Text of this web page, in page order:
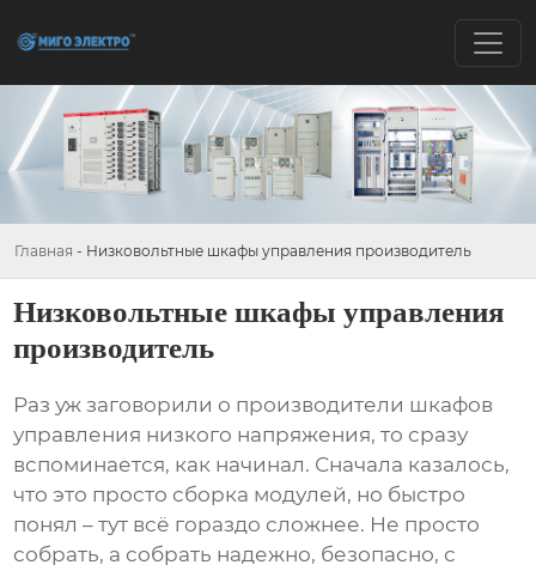
Главная - Низковольтные шкафы управления производитель
Низковольтные шкафы управления
производитель
Раз уж заговорили о производители шкафов
управления низкого напряжения, то сразу
вспоминается, как начинал. Сначала казалось,
что это просто сборка модулей, но быстро
понял – тут всё гораздо сложнее. Не просто
собрать, а собрать надежно, безопасно, с